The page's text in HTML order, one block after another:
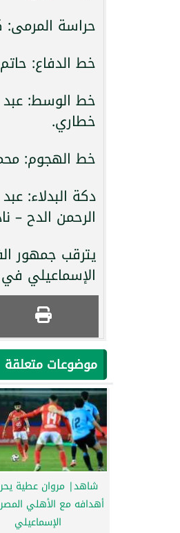
حراسة المرمى:
خط الدفاع:
خط الوسط: عبد
خطاري.
خط الهجوم:
دكة البدلاء:
الرحمن الدح –
يترقب جمهور
الإسماعيلي في
موضوعات متعلقة
شاهد| مروان عطية
أهدافه مع الأهلي
الإسماعيلي